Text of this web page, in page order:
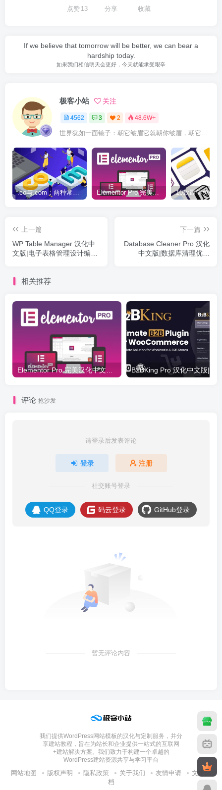
点赞 13 分享 收藏
If we believe that tomorrow will be better, we can bear a
hardship today.
如果我们相信明天会更好，今天就能承受艰辛
极客小站 关注
4562 3 2 48.6W+
世界犹如一面镜子：朝它皱眉它就朝你皱眉，朝它微笑它也吵你微笑
.co与.com：两种常用域名后缀名完全指南 Elementor Pro 完美汉化中文版（含全套模板）|可视化编辑页面自定义设计WordPress插件
上一篇
WP Table Manager 汉化中
文版|电子表格管理设计编辑
下一篇
Database Cleaner Pro 汉化
中文版|数据库清理优化
相关推荐
Elementor Pro 完美汉化中文版（含全套模板）|可视化编辑页面自定义设计WordPress插件
评论 抢沙发
请登录后发表评论
登录 注册
社交账号登录
QQ登录 码云登录 GitHub登录
暂无评论内容
我们提供WordPress网站模板的汉化与定制服务，并分
享建站教程，旨在为站长和企业提供一站式的互联网
+建站解决方案。我们致力于构建一个卓越的
WordPress建站资源共享与学习平台
网站地图 版权声明 隐私政策 关于我们 友情申请
文章归
档